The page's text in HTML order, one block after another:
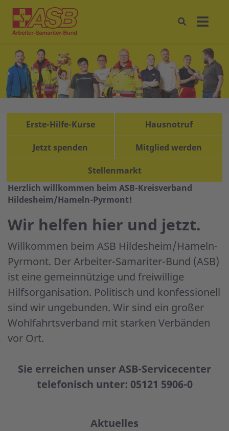
Erste-Hilfe-Kurse Hausnotruf
Jetzt spenden Mitglied werden
Stellenmarkt
Herzlich willkommen beim ASB-Kreisverband
Hildesheim/Hameln-Pyrmont!
Wir helfen hier und jetzt.
Willkommen beim ASB Hildesheim/Hameln-
Pyrmont. Der Arbeiter-Samariter-Bund (ASB)
ist eine gemeinnützige und freiwillige
Hilfsorganisation. Politisch und konfessionell
sind wir ungebunden. Wir sind ein großer
Wohlfahrtsverband mit starken Verbänden
vor Ort.
Sie erreichen unser ASB-Servicecenter
telefonisch unter: 05121 5906-0
Aktuelles